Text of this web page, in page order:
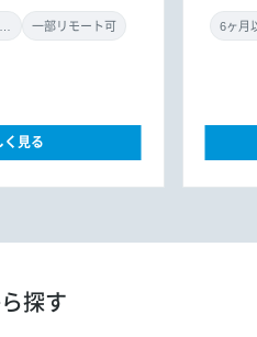
一部リモート可
く見る
探す